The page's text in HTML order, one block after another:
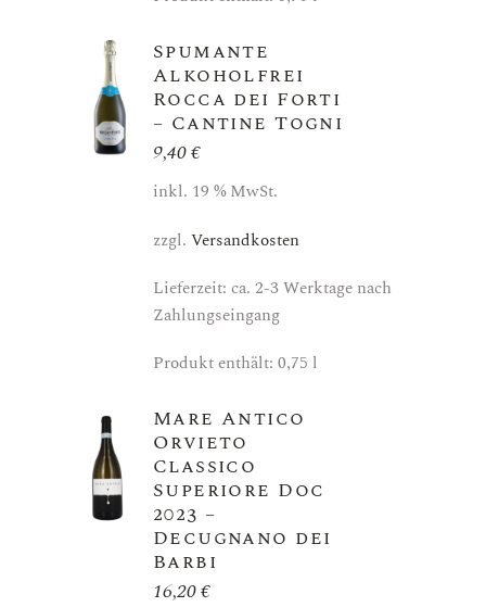
Spumante
Alkoholfrei
Rocca dei Forti
– Cantine Togni
9,40€
inkl. 19 % MwSt.
zzgl. Versandkosten
Lieferzeit: ca. 2-3 Werktage nach
Zahlungseingang
Produkt enthält: 0,75 l
Mare Antico
Orvieto
Classico
Superiore Doc
2023 –
Decugnano dei
Barbi
16,20€